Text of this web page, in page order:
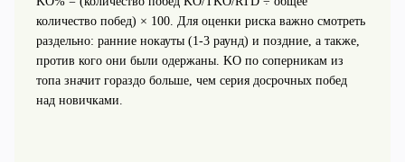
количество побед) × 100. Для оценки риска важно смотреть
раздельно: ранние нокауты (1-3 раунд) и поздние, а также,
против кого они были одержаны. KO по соперникам из
топа значит гораздо больше, чем серия досрочных побед
над новичками.